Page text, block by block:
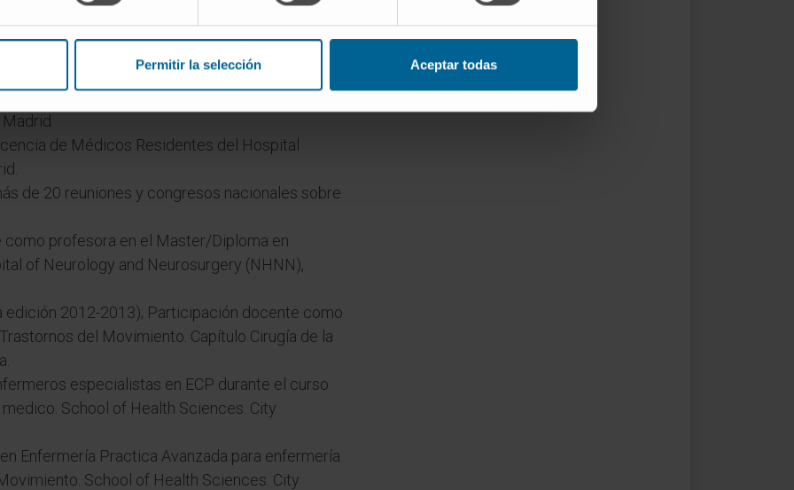
Permitir la selección Aceptar todas
Universidad de Navarra
Programa de Simulación en pacientes con
Universitario de simulación clínica avanzada de la
de Médicos Residentes del Hospital
de 20 reuniones y congresos nacionales sobre
profesora en el Master/Diploma en
of Neurology and Neurosurgery (NHNN),
edición 2012-2013); Participación docente como
del Movimiento. Capítulo Cirugía de la
especialistas en ECP durante el curso
School of Health Sciences. City
Enfermería Practica Avanzada para enfermería
School of Health Sciences. City